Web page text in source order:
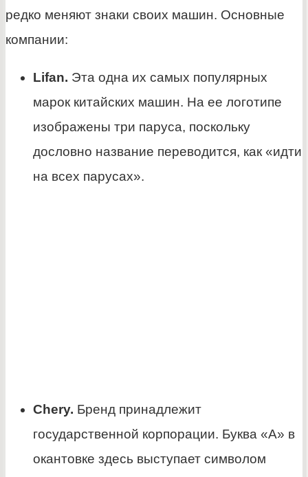
редко меняют знаки своих машин. Основные
компании:
Lifan. Эта одна их самых популярных
марок китайских машин. На ее логотипе
изображены три паруса, поскольку
дословно название переводится, как «идти
на всех парусах».
Chery. Бренд принадлежит
государственной корпорации. Буква «А» в
окантовке здесь выступает символом